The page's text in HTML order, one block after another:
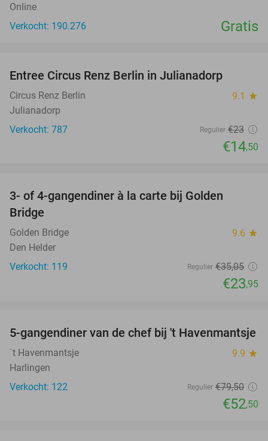
Online
Verkocht: 190.276
Gratis
Entree Circus Renz Berlin in Julianadorp
Circus Renz Berlin 9.1 star
Julianadorp
Verkocht: 787
Regulier €23
€14,50
3- of 4-gangendiner à la carte bij Golden
Bridge
Golden Bridge 9.6 star
Den Helder
Verkocht: 119
Regulier €35,05
€23,95
34%
5-gangendiner van de chef bij 't Havenmantsje
´t Havenmantsje 9.9 star
Harlingen
Verkocht: 122
Regulier €79,50
€52,50